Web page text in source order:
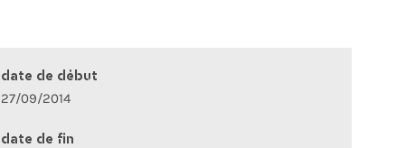
date de début
27/09/2014
date de fin